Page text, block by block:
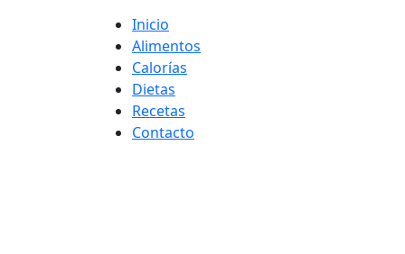
Adelgaza con en
Inicio
Alimentos
Calorías
Dietas
Recetas
Contacto